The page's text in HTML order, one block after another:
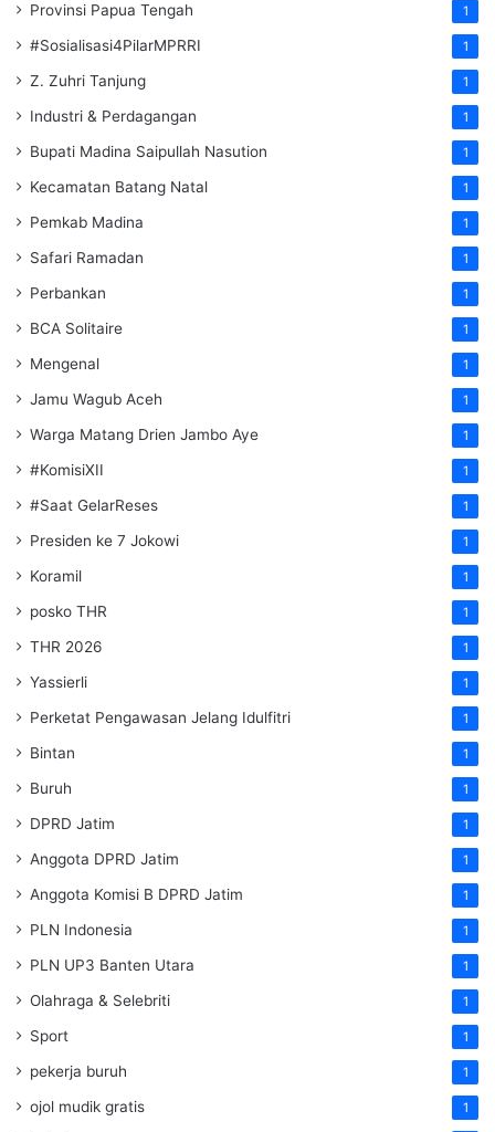
Provinsi Papua Tengah 1
#Sosialisasi4PilarMPRRI 1
Z. Zuhri Tanjung 1
Industri & Perdagangan 1
Bupati Madina Saipullah Nasution 1
Kecamatan Batang Natal 1
Pemkab Madina 1
Safari Ramadan 1
Perbankan 1
BCA Solitaire 1
Mengenal 1
Jamu Wagub Aceh 1
Warga Matang Drien Jambo Aye 1
#KomisiXII 1
#Saat GelarReses 1
Presiden ke 7 Jokowi 1
Koramil 1
posko THR 1
THR 2026 1
Yassierli 1
Perketat Pengawasan Jelang Idulfitri 1
Bintan 1
Buruh 1
DPRD Jatim 1
Anggota DPRD Jatim 1
Anggota Komisi B DPRD Jatim 1
PLN Indonesia 1
PLN UP3 Banten Utara 1
Olahraga & Selebriti 1
Sport 1
pekerja buruh 1
ojol mudik gratis 1